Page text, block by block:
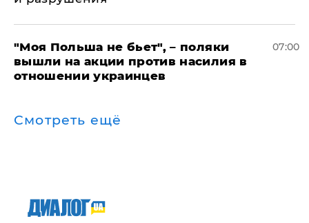
"Моя Польша не бьет", – поляки
вышли на акции против насилия в
отношении украинцев
07:00
Смотреть ещё